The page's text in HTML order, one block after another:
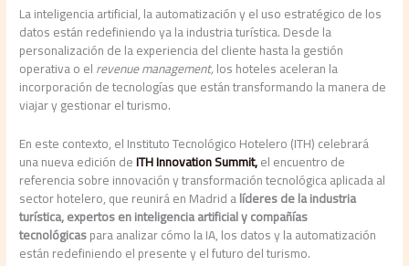
La inteligencia artificial, la automatización y el uso estratégico de los
datos están redefiniendo ya la industria turística. Desde la
personalización de la experiencia del cliente hasta la gestión
operativa o elrevenue management,los hoteles aceleran la
incorporación de tecnologías que están transformando la manera de
viajar y gestionar el turismo.
En este contexto, el Instituto Tecnológico Hotelero (ITH) celebrará
una nueva edición deITH Innovation Summit,el encuentro de
referencia sobre innovación y transformación tecnológica aplicada al
sector hotelero, que reunirá en Madrid alíderes de la industria
turística, expertos en inteligencia artificial y compañías
tecnológicaspara analizar cómo la IA, los datos y la automatización
están redefiniendo el presente y el futuro del turismo.